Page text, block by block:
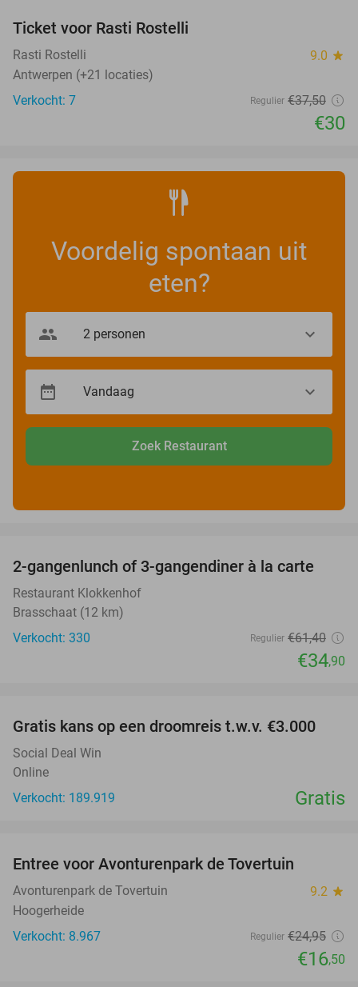
TODAY
Ticket voor Rasti Rostelli
Rasti Rostelli 9.0 star
Antwerpen (+21 locaties)
Verkocht: 7
Regulier €37,50
€30
Voordelig spontaan uit
eten?
Zoek Restaurant
43%
2-gangenlunch of 3-gangendiner à la carte
Restaurant Klokkenhof
Brasschaat (12 km)
Verkocht: 330
Regulier €61,40
€34,90
Gratis kans op een droomreis t.w.v. €3.000
Social Deal Win
Online
Verkocht: 189.919
Gratis
Entree voor Avonturenpark de Tovertuin
Avonturenpark de Tovertuin 9.2 star
Hoogerheide
Verkocht: 8.967
Regulier €24,95
€16,50